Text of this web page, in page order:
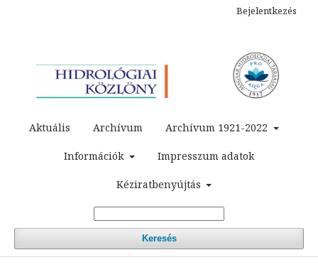
Aktuális Archívum Archívum 1921-2022
Információk Impresszum adatok
Kéziratbenyújtás
Keresés
Bejelentkezés